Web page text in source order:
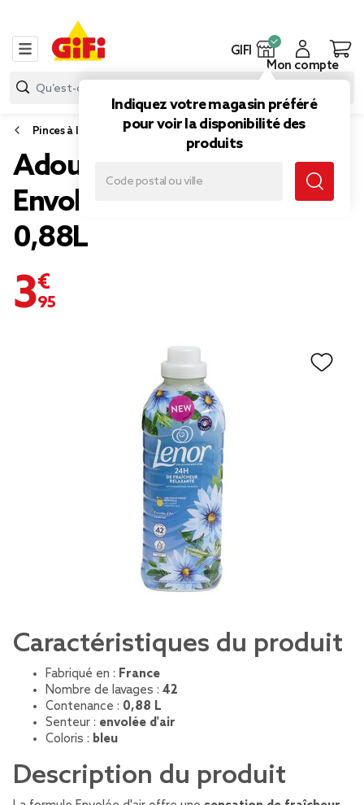
GIFI
Indiquez votre magasin préféré
pour voir la disponibilité des
produits
Mon compte
Pinces à linge, accessoires linge et lessive
Adoucissant liquide Lenor
Envolée d'air 42 lavages
0,88L
3,95 €
Caractéristiques du produit
Fabriqué en : France
Nombre de lavages : 42
Contenance : 0,88 L
Senteur : envolée d'air
Coloris : bleu
Description du produit